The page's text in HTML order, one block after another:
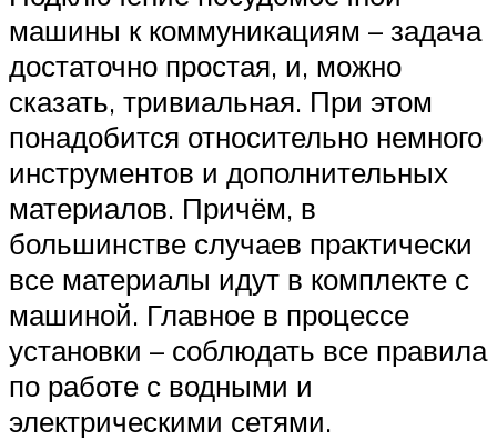
машины к коммуникациям – задача
достаточно простая, и, можно
сказать, тривиальная. При этом
понадобится относительно немного
инструментов и дополнительных
материалов. Причём, в
большинстве случаев практически
все материалы идут в комплекте с
машиной. Главное в процессе
установки – соблюдать все правила
по работе с водными и
электрическими сетями.